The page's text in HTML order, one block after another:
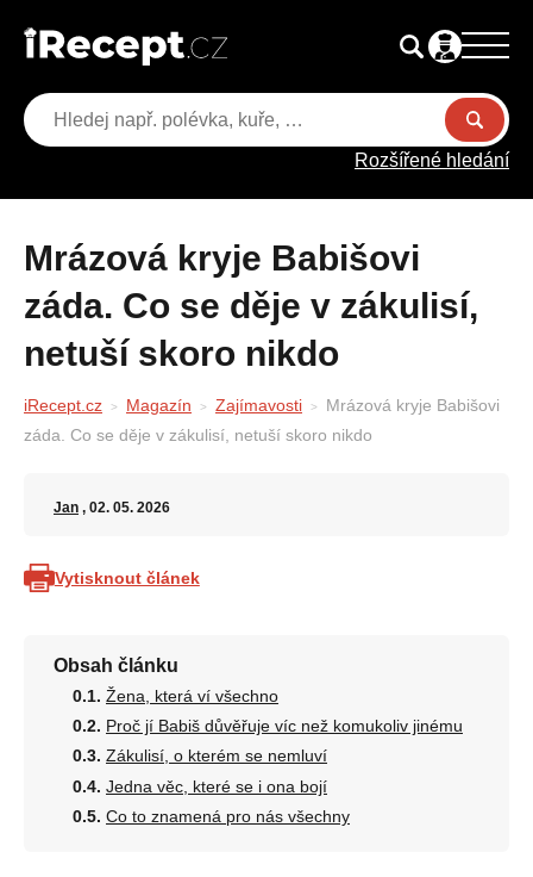
Rozšířené hledání
Mrázová kryje Babišovi
záda. Co se děje v zákulisí,
netuší skoro nikdo
iRecept.cz Magazín Zajímavosti
Mrázová kryje Babišovi
záda. Co se děje v zákulisí, netuší skoro nikdo
Jan , 02. 05. 2026
Vytisknout článek
Obsah článku
Žena, která ví všechno
Proč jí Babiš důvěřuje víc než komukoliv jinému
Zákulisí, o kterém se nemluví
Jedna věc, které se i ona bojí
Co to znamená pro nás všechny